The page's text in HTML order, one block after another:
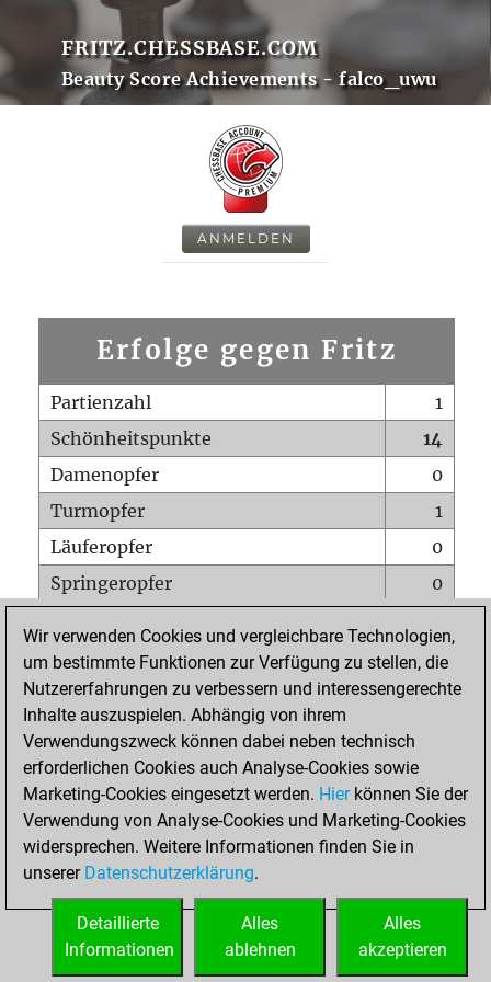
FRITZ.CHESSBASE.COM
Beauty Score Achievements - falco_uwu
ANMELDEN
Erfolge gegen Fritz
Partienzahl
1
Schönheitspunkte
14
Damenopfer
0
Turmopfer
1
Läuferopfer
0
Springeropfer
0
Matt auf vollem Brett
0
Bauer setzt Matt
0
Erstickte Matts
Unterverwandlungen
Türme auf der siebten
0
STARTSEITE
Wir verwenden Cookies und vergleichbare Technologien,
um bestimmte Funktionen zur Verfügung zu stellen, die
Nutzererfahrungen zu verbessern und interessengerechte
Inhalte auszuspielen. Abhängig von ihrem
Verwendungszweck können dabei neben technisch
erforderlichen Cookies auch Analyse-Cookies sowie
Marketing-Cookies eingesetzt werden. Hierkönnen Sie der
Verwendung von Analyse-Cookies und Marketing-Cookies
widersprechen. Weitere Informationen finden Sie in
unserer Datenschutzerklärung.
Alles
akzeptieren
Alles
ablehnen
Detaillierte
Informationen